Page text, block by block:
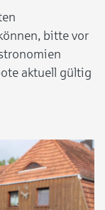
bitte vor
aktuell gültig